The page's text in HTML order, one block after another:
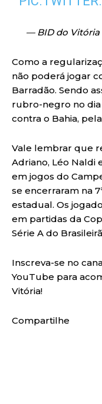
— BID do Vitória
Como a
não poderá jogar
Barradão. Sendo
rubro-negro no dia
contra o Bahia,
Vale lembrar que
Adriano, Léo Naldi
em jogos do
se encerraram na
estadual. Os
em partidas da
Série A do
Inscreva-se no
YouTube para
Vitória!
Compartilhe